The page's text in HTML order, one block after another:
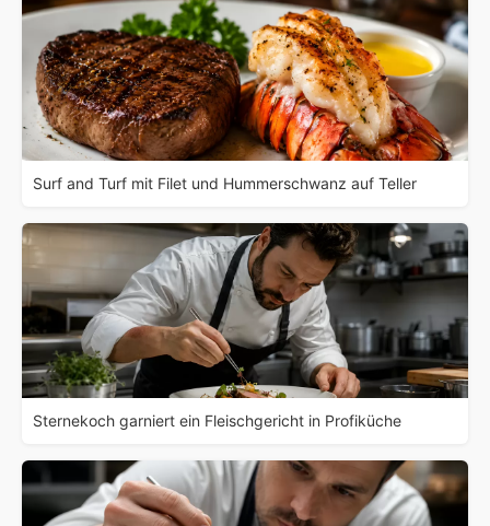
Surf and Turf mit Filet und Hummerschwanz auf Teller
Sternekoch garniert ein Fleischgericht in Profiküche